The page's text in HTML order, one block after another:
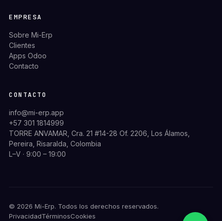
EMPRESA
Sobre Mi-Erp
Clientes
Apps Odoo
Contacto
CONTACTO
info@mi-erp.app
+57 301 1814999
TORRE ANVAMAR, Cra. 21 #14-28 Of. 2206, Los Álamos,
Pereira, Risaralda, Colombia
L–V · 9:00 – 19:00
© 2026 Mi-Erp. Todos los derechos reservados.
PrivacidadTérminosCookies